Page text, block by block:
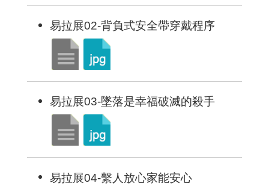
易拉展02-背負式安全帶穿戴程序
易拉展03-墜落是幸福破滅的殺手
易拉展04-繫人放心家能安心